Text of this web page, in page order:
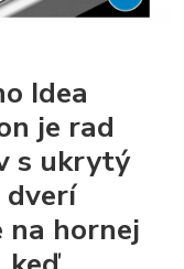
Idea
je rad
s ukrytý
dverí
na hornej